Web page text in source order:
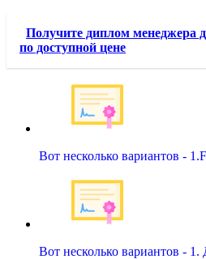
Получите диплом менеджера
по доступной цене
Вот несколько вариантов -
Вот несколько вариантов -